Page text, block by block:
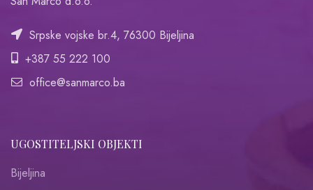
Srpske vojske br.4, 76300 Bijeljina
+387 55 222 100
office@sanmarco.ba
UGOSTITELJSKI OBJEKTI
Bijeljina